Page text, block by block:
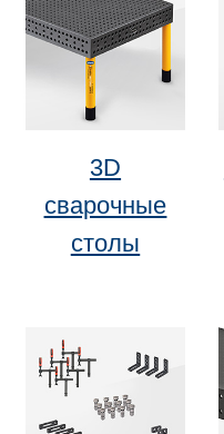
3D
сварочные
столы